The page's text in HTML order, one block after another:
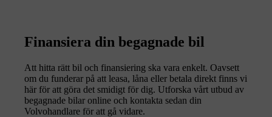
Finansiera din begagnade bil
Att hitta rätt bil och finansiering ska vara enkelt. Oavsett
om du funderar på att leasa, låna eller betala direkt finns vi
här för att göra det smidigt för dig. Utforska vårt utbud av
begagnade bilar online och kontakta sedan din
Volvohandlare för att gå vidare.